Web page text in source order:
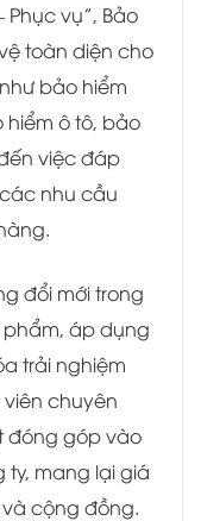
Phục vụ”, Bảo
toàn diện cho
bảo hiểm
hiểm ô tô, bảo
việc đáp
nhu cầu
đổi mới trong
áp dụng
trải nghiệm
chuyên
đóng góp vào
mang lại giá
cộng đồng.